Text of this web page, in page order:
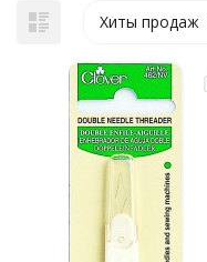
Хиты продаж